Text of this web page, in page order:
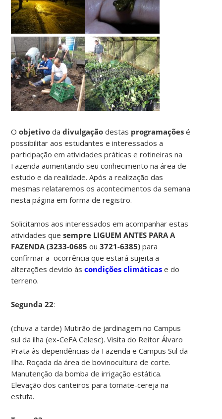
Oobjetivo dadivulgação destas programações é
possibilitar aos estudantes e interessados a
participação em atividades práticas e rotineiras na
Fazenda aumentando seu conhecimento na área de
estudo e da realidade. Após a realização das
mesmas relataremos os acontecimentos da semana
nesta página em forma de registro.
Solicitamos aos interessados em acompanhar estas
atividades quesempre LIGUEM ANTES PARA A
FAZENDA (3233-0685 ou3721-6385)para
confirmar a ocorrência que estará sujeita a
alterações devido àscondições climáticas e do
terreno.
Segunda 22:
(chuva a tarde) Mutirão de jardinagem no Campus
sul da ilha (ex-CeFA Celesc). Visita do Reitor Álvaro
Prata às dependências da Fazenda e Campus Sul da
Ilha. Roçada da área de bovinocultura de corte.
Manutenção da bomba de irrigação estática.
Elevação dos canteiros para tomate-cereja na
estufa.